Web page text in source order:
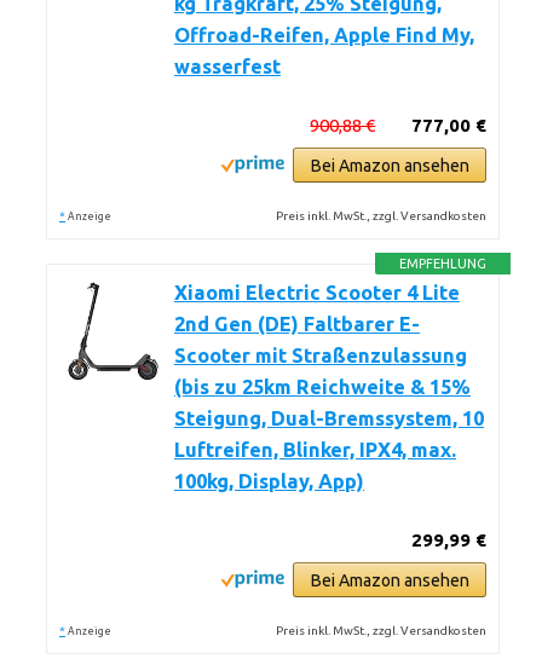
Offroad-Reifen, Apple Find My,
wasserfest
777,00 €
900,88 €
Bei Amazon ansehen
* Anzeige Preis inkl. MwSt., zzgl. Versandkosten
EMPFEHLUNG
Xiaomi Electric Scooter 4 Lite
2nd Gen (DE) Faltbarer E-
Scooter mit Straßenzulassung
(bis zu 25km Reichweite & 15%
Steigung, Dual-Bremssystem, 10
Luftreifen, Blinker, IPX4, max.
100kg, Display, App)
299,99 €
Bei Amazon ansehen
* Anzeige Preis inkl. MwSt., zzgl. Versandkosten